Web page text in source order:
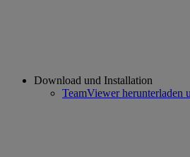
Download und Installation
TeamViewer herunterladen